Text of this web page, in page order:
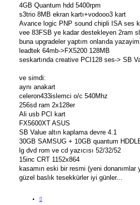
4GB Quantum hdd 5400rpm
s3trio 8MB ekran kartı+vodooo3 kart
Avance logic PNP sound chipli ISA ses
vee 83FSB ye kadar destekleyen 2ram
buna upgradeler yaptım onlarıda
leadtek 64mb->FX5200 128MB
seskartında creative PCI128 ses-> SB
ve simdi:
aynı anakart
celeron433islemci o/c 540Mhz
256sd ram 2x128er
Ali usb PCI kart
FX5600XT ASUS
SB Value altın kaplama devre 4.1
30GB SAMSUG + 10GB quantum
lg dvd rom ve cd yazıcısı 52/32/52
15inc CRT 1152x864
kasamın eski bir resmi (yeni donanımlar
güzel baslık tesekkürler iyi günler...